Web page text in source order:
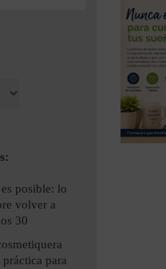
posible: lo
volver a
30
para